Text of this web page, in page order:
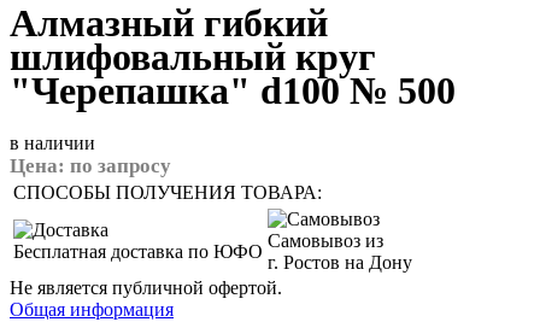
Алмазный гибкий
шлифовальный круг
"Черепашка" d100 № 500
в наличии
Цена: по запросу
СПОСОБЫ ПОЛУЧЕНИЯ ТОВАРА:
Бесплатная доставка по ЮФО
Самовывоз из
г. Ростов на Дону
Не является публичной офертой.
Общая информация